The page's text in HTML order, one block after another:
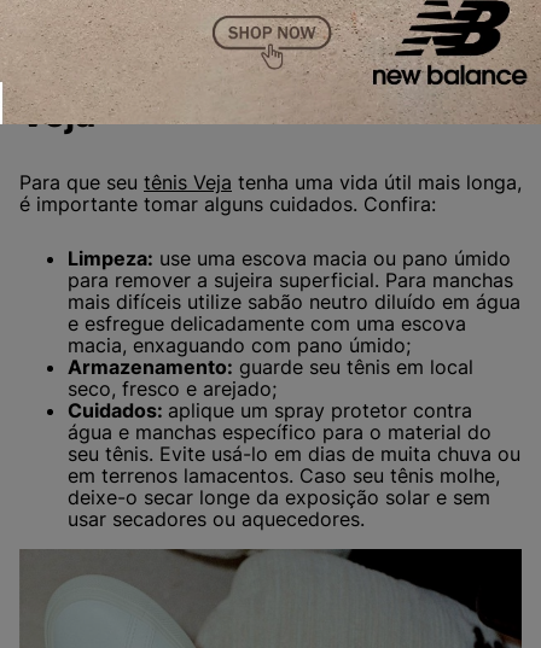
Como conservar seu tênis
Veja
Para que seu tênis Veja tenha uma vida útil mais longa,
é importante tomar alguns cuidados. Confira:
Limpeza: use uma escova macia ou pano úmido
para remover a sujeira superficial. Para manchas
mais difíceis utilize sabão neutro diluído em água
e esfregue delicadamente com uma escova
macia, enxaguando com pano úmido;
Armazenamento: guarde seu tênis em local
seco, fresco e arejado;
Cuidados: aplique um spray protetor contra
água e manchas específico para o material do
seu tênis. Evite usá-lo em dias de muita chuva ou
em terrenos lamacentos. Caso seu tênis molhe,
deixe-o secar longe da exposição solar e sem
usar secadores ou aquecedores.